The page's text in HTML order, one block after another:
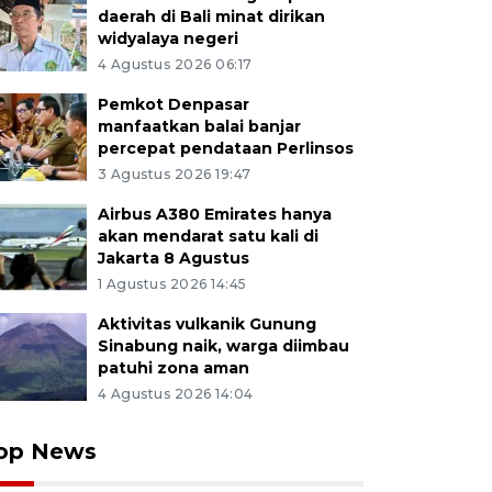
daerah di Bali minat dirikan
widyalaya negeri
4 Agustus 2026 06:17
Pemkot Denpasar
manfaatkan balai banjar
percepat pendataan Perlinsos
3 Agustus 2026 19:47
Airbus A380 Emirates hanya
akan mendarat satu kali di
Jakarta 8 Agustus
1 Agustus 2026 14:45
Aktivitas vulkanik Gunung
Sinabung naik, warga diimbau
patuhi zona aman
4 Agustus 2026 14:04
News